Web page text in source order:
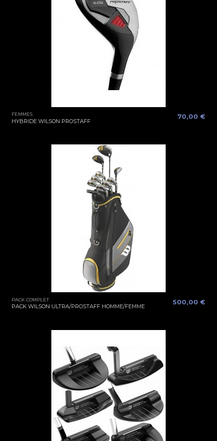
FEMMES
HYBRIDE WILSON PROSTAFF
70,00 €
PACK COMPLET
PACK WILSON ULTRA/PROSTAFF HOMME/FEMME
500,00 €